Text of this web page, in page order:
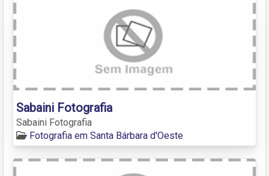
Sabaini Fotografia
Sabaini Fotografia
Fotografia em Santa Bárbara d'Oeste